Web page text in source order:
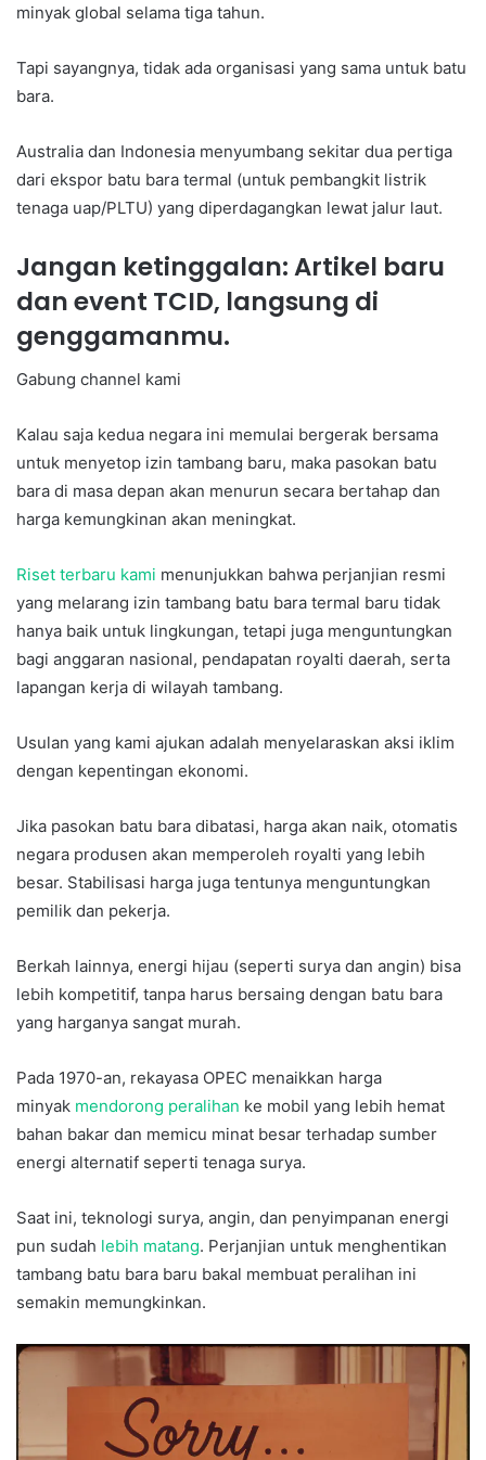
minyak global selama tiga tahun.
Tapi sayangnya, tidak ada organisasi yang sama untuk batu
bara.
Australia dan Indonesia menyumbang sekitar dua pertiga
dari ekspor batu bara termal (untuk pembangkit listrik
tenaga uap/PLTU) yang diperdagangkan lewat jalur laut.
Jangan ketinggalan: Artikel baru
dan event TCID, langsung di
genggamanmu.
Gabung channel kami
Kalau saja kedua negara ini memulai bergerak bersama
untuk menyetop izin tambang baru, maka pasokan batu
bara di masa depan akan menurun secara bertahap dan
harga kemungkinan akan meningkat.
Riset terbaru kami menunjukkan bahwa perjanjian resmi
yang melarang izin tambang batu bara termal baru tidak
hanya baik untuk lingkungan, tetapi juga menguntungkan
bagi anggaran nasional, pendapatan royalti daerah, serta
lapangan kerja di wilayah tambang.
Usulan yang kami ajukan adalah menyelaraskan aksi iklim
dengan kepentingan ekonomi.
Jika pasokan batu bara dibatasi, harga akan naik, otomatis
negara produsen akan memperoleh royalti yang lebih
besar. Stabilisasi harga juga tentunya menguntungkan
pemilik dan pekerja.
Berkah lainnya, energi hijau (seperti surya dan angin) bisa
lebih kompetitif, tanpa harus bersaing dengan batu bara
yang harganya sangat murah.
Pada 1970-an, rekayasa OPEC menaikkan harga
minyak mendorong peralihan ke mobil yang lebih hemat
bahan bakar dan memicu minat besar terhadap sumber
energi alternatif seperti tenaga surya.
Saat ini, teknologi surya, angin, dan penyimpanan energi
pun sudah lebih matang. Perjanjian untuk menghentikan
tambang batu bara baru bakal membuat peralihan ini
semakin memungkinkan.